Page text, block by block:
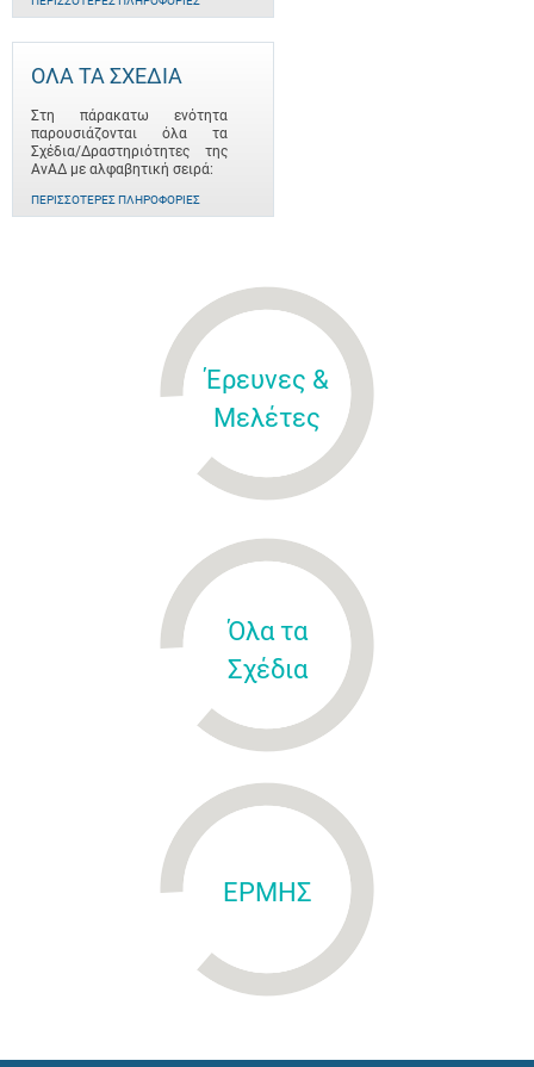
ΟΛΑ ΤΑ ΣΧΕΔΙΑ
Στη πάρακατω ενότητα
παρουσιάζονται όλα τα
Σχέδια/Δραστηριότητες της
ΑνΑΔ με αλφαβητική σειρά:
ΠΕΡΙΣΣΌΤΕΡΕΣ ΠΛΗΡΟΦΟΡΊΕΣ
Έρευνες &
Μελέτες
Όλα τα
Σχέδια
ΕΡΜΗΣ